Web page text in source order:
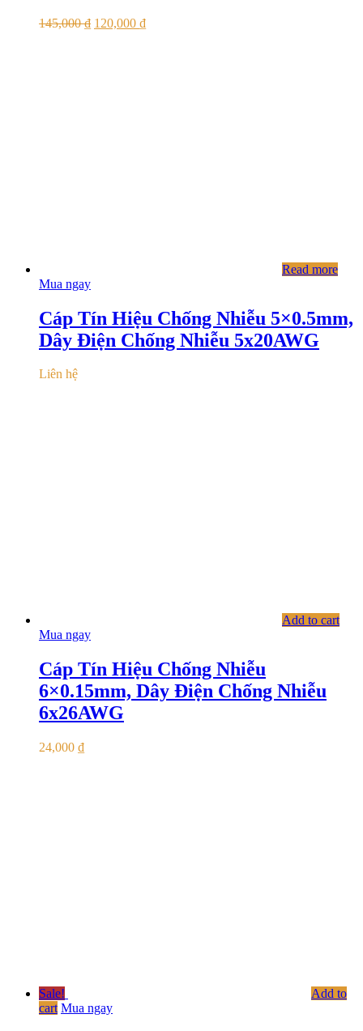
145,000₫ 120,000 ₫
Read more
Mua ngay
Cáp Tín Hiệu Chống Nhiễu 5×0.5mm,
Dây Điện Chống Nhiễu 5x20AWG
Liên hệ
Add to cart
Mua ngay
Cáp Tín Hiệu Chống Nhiễu
6×0.15mm, Dây Điện Chống Nhiễu
6x26AWG
24,000 ₫
Sale!
Add to
cart Mua ngay